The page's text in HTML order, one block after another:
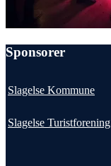
Sponsorer
Slagelse Kommune
Slagelse Turistforening